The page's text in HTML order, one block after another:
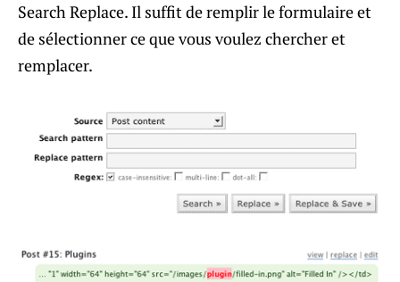
Search Replace. Il suffit de remplir le formulaire et
de sélectionner ce que vous voulez chercher et
remplacer.